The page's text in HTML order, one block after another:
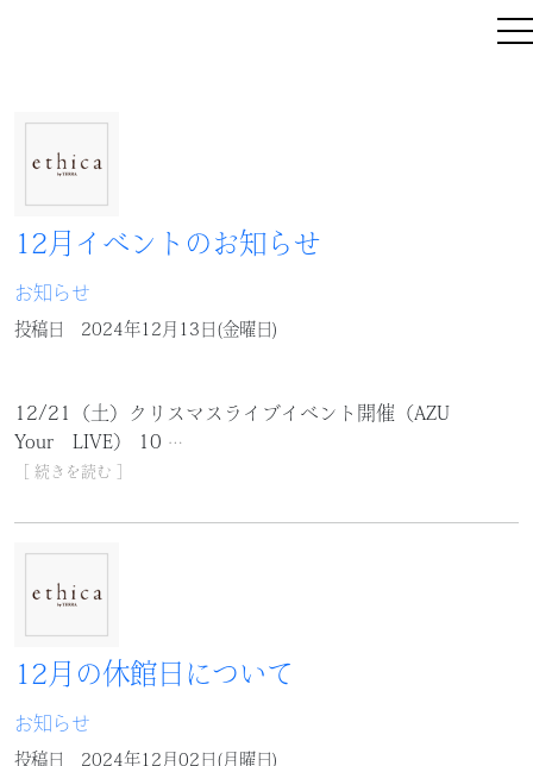
12月イベントのお知らせ
お知らせ
投稿日 2024年12月13日(金曜日)
12/21（土）クリスマスライブイベント開催（AZU
Your LIVE） 10 …
［ 続きを読む ］
12月の休館日について
お知らせ
投稿日 2024年12月02日(月曜日)